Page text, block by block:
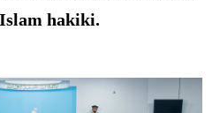
hakiki.